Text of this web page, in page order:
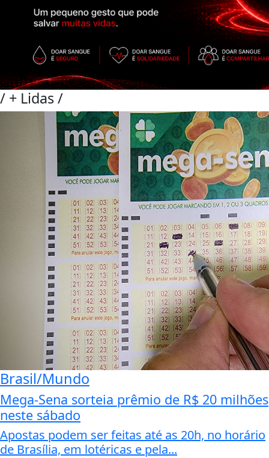
/ + Lidas/
Brasil/Mundo
Mega-Sena sorteia prêmio de R$ 20 milhões
neste sábado
Apostas podem ser feitas até as 20h, no horário
de Brasília, em lotéricas e pela...